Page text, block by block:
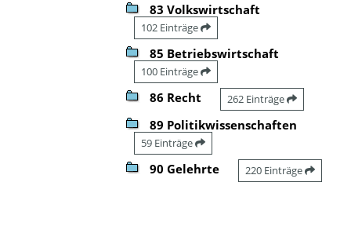
83 Volkswirtschaft
102 Einträge
85 Betriebswirtschaft
100 Einträge
86 Recht 262 Einträge
89 Politikwissenschaften
59 Einträge
90 Gelehrte 220 Einträge